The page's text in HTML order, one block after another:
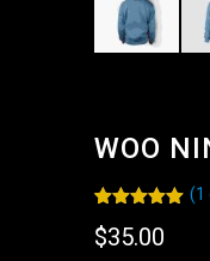
WOO
out of 5
(1
$35.00